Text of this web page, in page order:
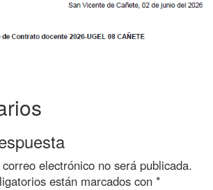
electrónico no será publicada.
están marcados con *